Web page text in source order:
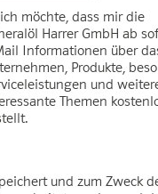
ich möchte, dass mir die
Harrer GmbH ab
Informationen über
Produkte,
und
Themen
und zum Zweck